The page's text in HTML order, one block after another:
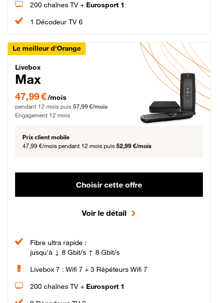
200 chaînes TV + Eurosport 1
1 Décodeur TV 6
Le meilleur d'Orange
Livebox Max Fibre
Livebox
Max
47,99 € par mois pendant 12 mois puis 57,99 € par mois, Engagement 12 mois
47,99 €/mois
pendant 12 mois puis 57,99 €/mois
Engagement 12 mois
Prix client mobile
47,99 €/mois pendant 12 mois puis 52,99 €/mois
Choisir cette offre
Voir le détail
Fibre ultra rapide :
jusqu'à ↓ 8 Gbit/s ↑ 8 Gbit/s
Livebox 7 : Wifi 7 + 3 Répéteurs Wifi 7
200 chaînes TV + Eurosport 1